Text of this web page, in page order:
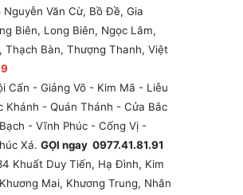
Nguyễn Văn Cừ, Bồ Đề, Gia
Biên, Long Biên, Ngọc Lâm,
Thạch Bàn, Thượng Thanh, Việt
Cấn - Giảng Võ - Kim Mã - Liễu
Khánh - Quán Thánh - Cửa Bắc
- Vĩnh Phúc - Cống Vị -
Xá. GỌI ngay 0977.41.81.91
Khuất Duy Tiến, Hạ Đình, Kim
Mai, Khương Trung, Nhân